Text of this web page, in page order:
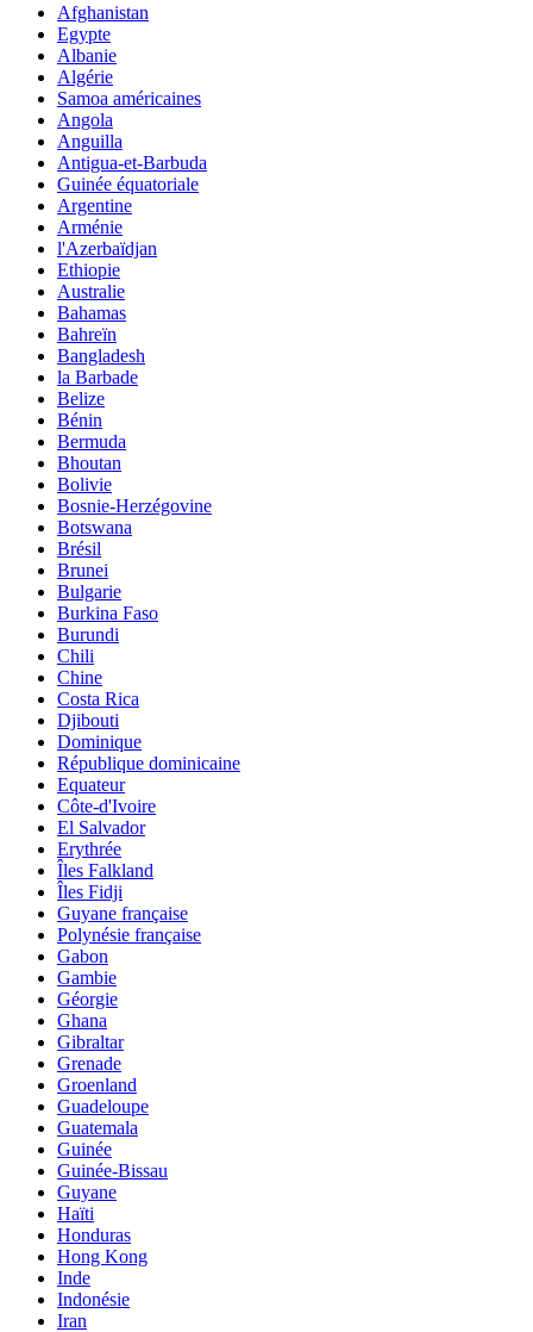
Afghanistan
Egypte
Albanie
Algérie
Samoa américaines
Angola
Anguilla
Antigua-et-Barbuda
Guinée équatoriale
Argentine
Arménie
l'Azerbaïdjan
Ethiopie
Australie
Bahamas
Bahreïn
Bangladesh
la Barbade
Belize
Bénin
Bermuda
Bhoutan
Bolivie
Bosnie-Herzégovine
Botswana
Brésil
Brunei
Bulgarie
Burkina Faso
Burundi
Chili
Chine
Costa Rica
Djibouti
Dominique
République dominicaine
Equateur
Côte-d'Ivoire
El Salvador
Erythrée
Îles Falkland
Îles Fidji
Guyane française
Polynésie française
Gabon
Gambie
Géorgie
Ghana
Gibraltar
Grenade
Groenland
Guadeloupe
Guatemala
Guinée
Guinée-Bissau
Guyane
Haïti
Honduras
Hong Kong
Inde
Indonésie
Iran